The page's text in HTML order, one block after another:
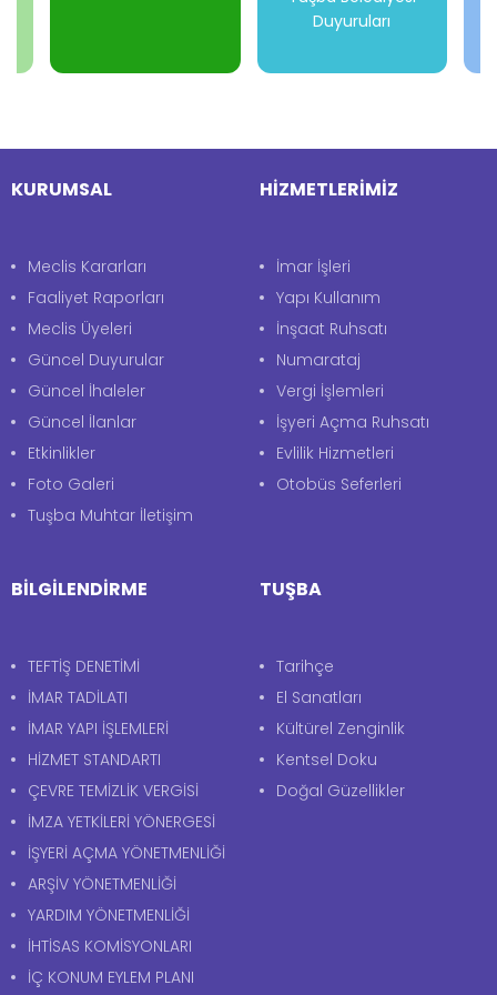
Duyuruları
-
KURUMSAL
Meclis Kararları
Faaliyet Raporları
Meclis Üyeleri
Güncel Duyurular
Güncel İhaleler
Güncel İlanlar
Etkinlikler
Foto Galeri
Tuşba Muhtar İletişim
HİZMETLERİMİZ
İmar İşleri
Yapı Kullanım
İnşaat Ruhsatı
Numarataj
Vergi İşlemleri
İşyeri Açma Ruhsatı
Evlilik Hizmetleri
Otobüs Seferleri
BİLGİLENDİRME
TEFTİŞ DENETİMİ
İMAR TADİLATI
İMAR YAPI İŞLEMLERİ
HİZMET STANDARTI
ÇEVRE TEMİZLİK VERGİSİ
İMZA YETKİLERİ YÖNERGESİ
İŞYERİ AÇMA YÖNETMENLİĞİ
ARŞİV YÖNETMENLİĞİ
YARDIM YÖNETMENLİĞİ
İHTİSAS KOMİSYONLARI
İÇ KONUM EYLEM PLANI
TUŞBA
Tarihçe
El Sanatları
Kültürel Zenginlik
Kentsel Doku
Doğal Güzellikler